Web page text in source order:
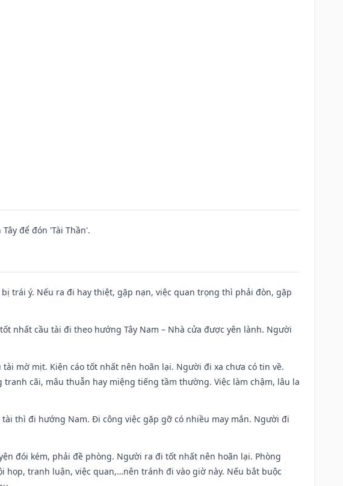
để đón 'Tài Thần'.
trái ý. Nếu ra đi hay thiệt, gặp nạn, việc quan trọng thì phải đòn, gặp
nhất cầu tài đi theo hướng Tây Nam – Nhà cửa được yên lành. Người
mờ mịt. Kiện cáo tốt nhất nên hoãn lại. Người đi xa chưa có tin về.
cãi, mâu thuẫn hay miệng tiếng tầm thường. Việc làm chậm, lâu la
thì đi hướng Nam. Đi công việc gặp gỡ có nhiều may mắn. Người đi
đói kém, phải đề phòng. Người ra đi tốt nhất nên hoãn lại. Phòng
tranh luận, việc quan,…nên tránh đi vào giờ này. Nếu bắt buộc